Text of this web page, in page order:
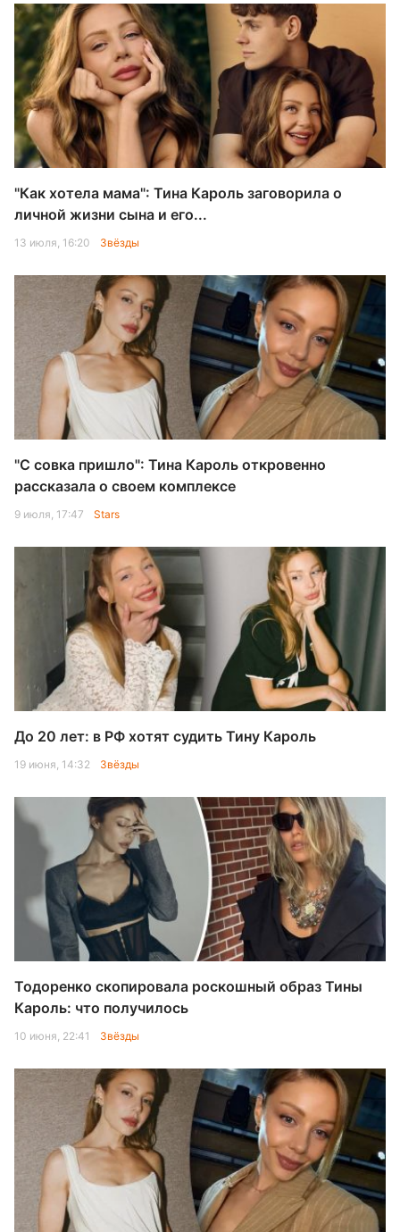
"Как хотела мама": Тина Кароль заговорила о
личной жизни сына и его...
13 июля, 16:20 Звёзды
"С совка пришло": Тина Кароль откровенно
рассказала о своем комплексе
9 июля, 17:47 Stars
До 20 лет: в РФ хотят судить Тину Кароль
19 июня, 14:32 Звёзды
Тодоренко скопировала роскошный образ Тины
Кароль: что получилось
10 июня, 22:41 Звёзды